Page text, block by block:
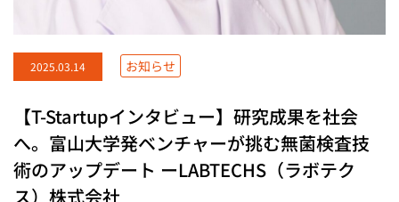
2025.03.14 お知らせ
【T-Startupインタビュー】研究成果を社会
へ。富山大学発ベンチャーが挑む無菌検査技
術のアップデート ーLABTECHS（ラボテク
ス）株式会社